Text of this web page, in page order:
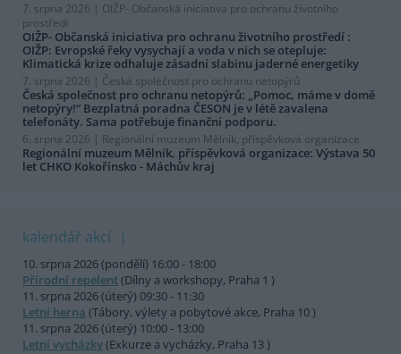
7. srpna 2026 | OIŽP- Občanská iniciativa pro ochranu životního
prostředí
OIŽP- Občanská iniciativa pro ochranu životního prostředí :
OIŽP: Evropské řeky vysychají a voda v nich se otepluje:
Klimatická krize odhaluje zásadní slabinu jaderné energetiky
7. srpna 2026 | Česká společnost pro ochranu netopýrů
Česká společnost pro ochranu netopýrů: „Pomoc, máme v domě
netopýry!“ Bezplatná poradna ČESON je v létě zavalena
telefonáty. Sama potřebuje finanční podporu.
6. srpna 2026 | Regionální muzeum Mělník, příspěvková organizace
Regionální muzeum Mělník, příspěvková organizace: Výstava 50
let CHKO Kokořínsko - Máchův kraj
kalendář akcí
10. srpna 2026 (pondělí) 16:00 - 18:00
Přírodní repelent(Dílny a workshopy, Praha 1 )
11. srpna 2026 (úterý) 09:30 - 11:30
Letní herna (Tábory, výlety a pobytové akce, Praha 10 )
11. srpna 2026 (úterý) 10:00 - 13:00
Letní vycházky(Exkurze a vycházky, Praha 13 )